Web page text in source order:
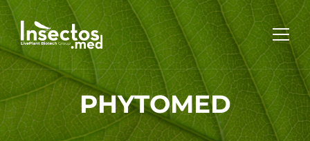
HOME
PHYTOMED